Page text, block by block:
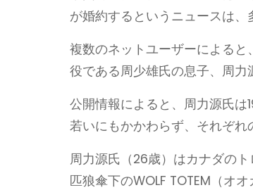
が婚約するというニュースは、
複数のネットユーザーによる
役である周少雄氏の息子、周力
公開情報によると、周力源氏は
若いにもかかわらず、それぞれ
周力源氏（26歳）はカナダの
匹狼傘下のWOLF TOTEM（オ